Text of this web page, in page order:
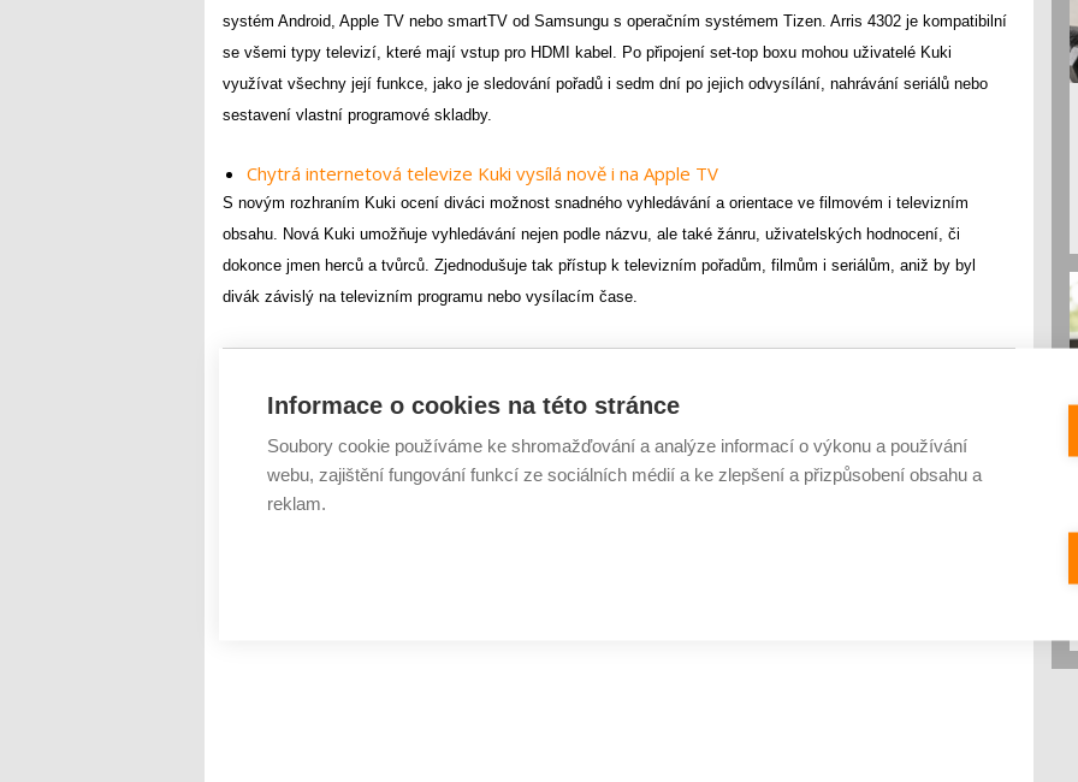
systém Android, Apple TV nebo smartTV od Samsungu s operačním systémem Tizen. Arris 4302 je kompatibilní
se všemi typy televizí, které mají vstup pro HDMI kabel . Po připojení set-top boxu mohou uživatelé Kuki
využívat všechny její funkce, jako je sledování pořadů i sedm dní po jejich odvysílání, nahrávání seriálů nebo
sestavení vlastní programové skladby.
Chytrá internetová televize Kuki vysílá nově i na Apple TV
S novým rozhraním Kuki ocení diváci možnost snadného vyhledávání a orientace ve filmovém i televizním
obsahu. Nová Kuki umožňuje vyhledávání nejen podle názvu, ale také žánru, uživatelských hodnocení, či
dokonce jmen herců a tvůrců. Zjednodušuje tak přístup k televizním pořadům, filmům i seriálům, aniž by byl
divák závislý na televizním programu nebo vysílacím čase.
Informace o cookies na této stránce
Soubory cookie používáme ke shromažďování a analýze informací o výkonu a používání
webu, zajištění fungování funkcí ze sociálních médií a ke zlepšení a přizpůsobení obsahu a
reklam.